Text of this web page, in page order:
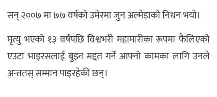
सन् २००७ मा ७७ वर्षको उमेरमा जुन अल्मेडाको निधन भयो।
मृत्यु भएको १३ वर्षपछि विश्वभरी महामारीका रूपमा फैलिएको
एउटा भाइरसलाई बुझ्न मद्दत गर्ने आफ्नो कामका लागि उनले
अन्ततस् सम्मान पाइरहेकी छन्।